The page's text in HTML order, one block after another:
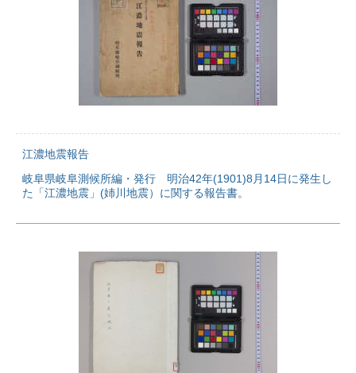
江濃地震報告
岐阜県岐阜測候所編・発行 明治42年(1901)8月14日に発生し
た「江濃地震」(姉川地震）に関する報告書。